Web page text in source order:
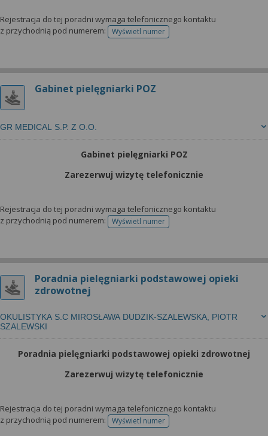
Rejestracja do tej poradni wymaga telefonicznego kontaktu
z przychodnią pod numerem:
Wyświetl numertelefonu do rejestracji
Gabinet pielęgniarki POZ
GR MEDICAL S.P. Z O.O.
Gabinet pielęgniarki POZ
Zarezerwuj wizytę telefonicznie
Rejestracja do tej poradni wymaga telefonicznego kontaktu
z przychodnią pod numerem:
Wyświetl numertelefonu do rejestracji
Poradnia pielęgniarki podstawowej opieki
zdrowotnej
OKULISTYKA S.C MIROSŁAWA DUDZIK-SZALEWSKA, PIOTR
SZALEWSKI
Poradnia pielęgniarki podstawowej opieki zdrowotnej
Zarezerwuj wizytę telefonicznie
Rejestracja do tej poradni wymaga telefonicznego kontaktu
z przychodnią pod numerem:
Wyświetl numertelefonu do rejestracji